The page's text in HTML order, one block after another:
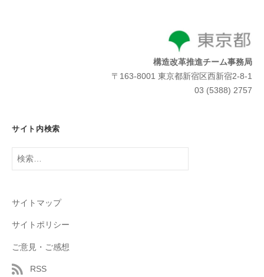
構造改革推進チーム事務局
〒163-8001 東京都新宿区西新宿2-8-1
03 (5388) 2757
サイト内検索
検
索:
サイトマップ
サイトポリシー
ご意見・ご感想
RSS